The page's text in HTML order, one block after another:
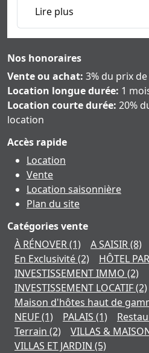
Lire plus
Nos honoraires
Vente ou achat: 3% du prix
Location longue durée: 1
Location courte durée: 20%
location
Accès rapide
Location
Vente
Location saisonnière
Plan du site
Catégories vente
À RÉNOVER(1) A SAISIR(8)
En Exclusivité(2) HÔTEL
INVESTISSEMENT IMMO (2)
INVESTISSEMENT LOCATIF(2)
Maison d'hôtes haut de
NEUF(1) PALAIS (1)
Terrain (2) VILLAS &
VILLAS ET JARDIN (5)